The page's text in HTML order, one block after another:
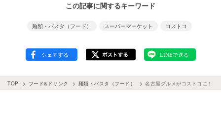
この記事に関するキーワード
麺類・パスタ（フード） スーパーマーケット コストコ
TOP フード&ドリンク 麺類・パスタ（フード） 名古屋グルメがコストコに！「